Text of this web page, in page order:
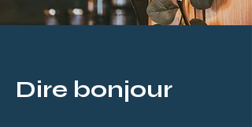
Dire bonjour